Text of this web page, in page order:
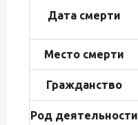
Дата смерти
Место смерти
Гражданство
Род деятельности